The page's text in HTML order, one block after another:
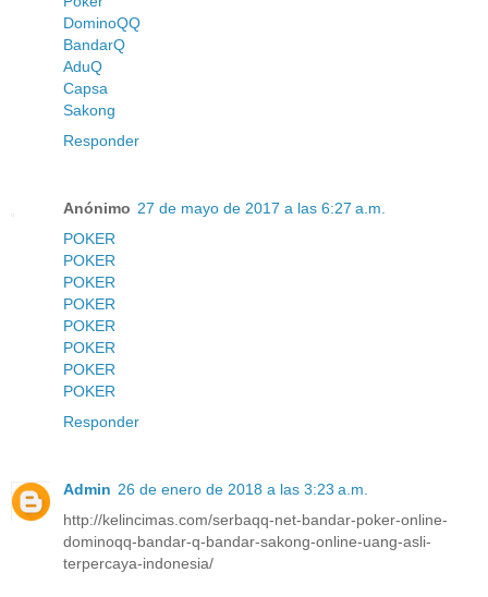
DominoQQ
BandarQ
AduQ
Capsa
Sakong
Responder
Anónimo 27 de mayo de 2017 a las 6:27 a.m.
POKER
POKER
POKER
POKER
POKER
POKER
POKER
POKER
Responder
Admin 26 de enero de 2018 a las 3:23 a.m.
http://kelincimas.com/serbaqq-net-bandar-poker-online-
dominoqq-bandar-q-bandar-sakong-online-uang-asli-
terpercaya-indonesia/